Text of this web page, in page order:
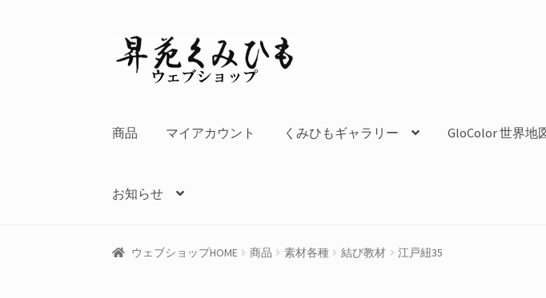
ビ
ョ
ス
プ
ン
へ
ッ
商品 マイアカウント くみひもギャラリー GloColor 世界地
お知らせ
ウェブショップHOME 商品 素材各種 結び教材 江戸紐35